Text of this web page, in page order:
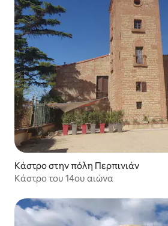
Κάστρο στην πόλη Περπινιάν
Κάστρο του 14ου αιώνα